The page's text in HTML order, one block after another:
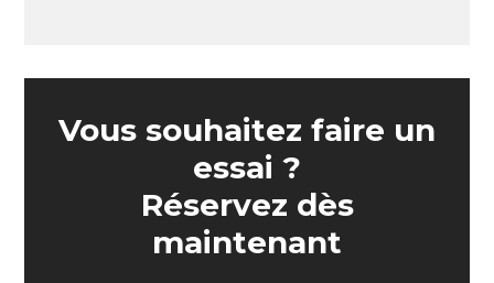
Vous souhaitez faire un
essai ?
Réservez dès
maintenant